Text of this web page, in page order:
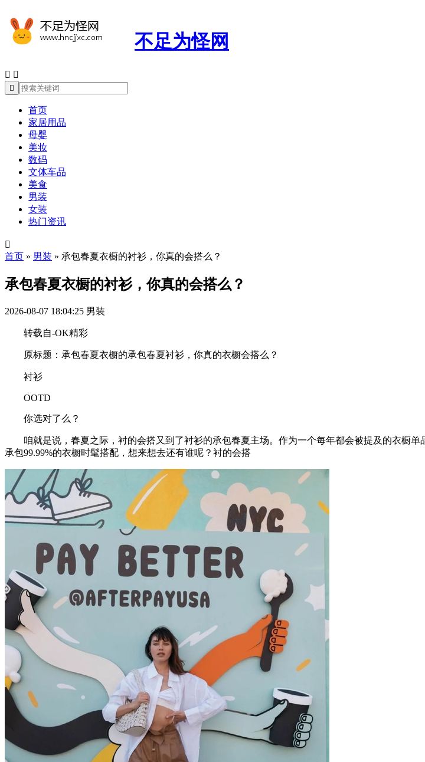
不足为怪网
 

首页
家居用品
母婴
美妆
数码
文体车品
美食
男装
女装
热门资讯

首页 » 男装 » 承包春夏衣橱的衬衫，你真的会搭么？
承包春夏衣橱的衬衫，你真的会搭么？
2026-08-07 18:04:25 男装
转载自-OK精彩
原标题：承包春夏衣橱的承包春夏衬衫，你真的衣橱会搭么？
衬衫
OOTD
你选对了么？
咱就是说，春夏之际，衬的会搭又到了衬衫的承包春夏主场。作为一个每年都会被提及的衣橱单
承包99.99%的衣橱时髦搭配，想来想去还有谁呢？衬的会搭